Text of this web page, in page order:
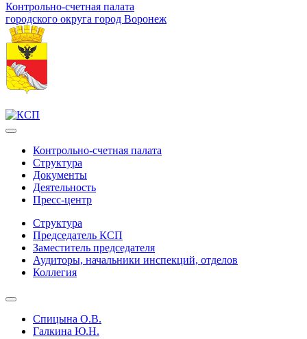
Контрольно-счетная палата
городского округа город Воронеж
Контрольно-счетная палата
Структура
Документы
Деятельность
Пресс-центр
Структура
Председатель КСП
Заместитель председателя
Аудиторы, начальники инспекций, отделов
Коллегия
Спицына О.В.
Галкина Ю.Н.